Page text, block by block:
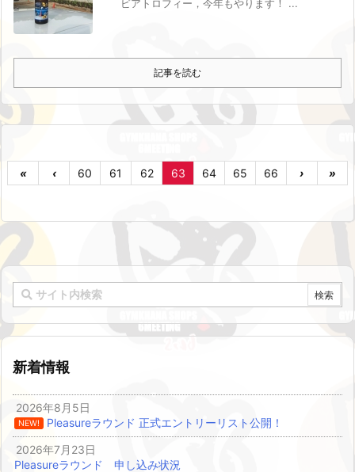
ビアトロフィー，今年もやります！ ...
記事を読む
« ‹ 60 61 62 63 64 65 66 › »
新着情報
2026年8月5日
NEW!
Pleasureラウンド 正式エントリーリスト公開！
2026年7月23日
Pleasureラウンド 申し込み状況